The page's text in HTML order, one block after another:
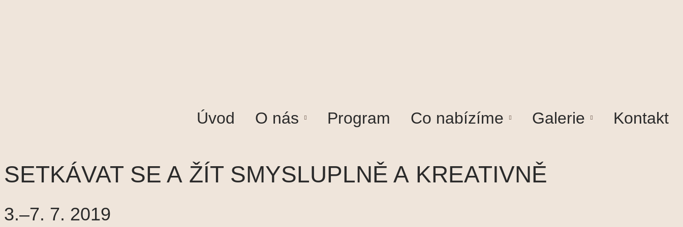
Úvod O nás Program Co nabízíme Galerie Kontakt
SETKÁVAT SE A ŽÍT SMYSLUPLNĚ A KREATIVNĚ
3.–7. 7. 2019